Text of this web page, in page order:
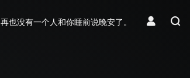
再也没有一个人和你睡前说晚安了。